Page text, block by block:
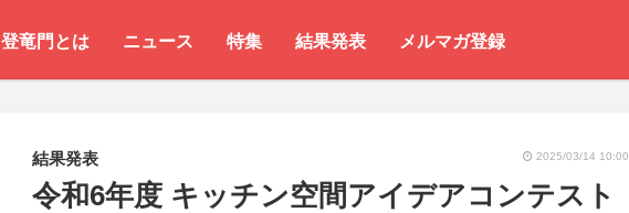
登竜門とは ニュース 特集 結果発表 メルマガ登録
結果発表 2025/03/14 10:00
令和6年度 キッチン空間アイデアコンテスト